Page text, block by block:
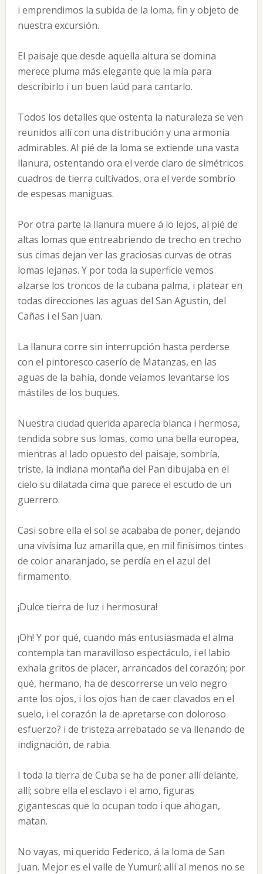
i emprendimos la subida de la loma, fin y objeto de
nuestra excursión.
El paisaje que desde aquella altura se domina
merece pluma más elegante que la mía para
describirlo i un buen laúd para cantarlo.
Todos los detalles que ostenta la naturaleza se ven
reunidos allí con una distribución y una armonía
admirables. Al pié de la loma se extiende una vasta
llanura, ostentando ora el verde claro de simétricos
cuadros de tierra cultivados, ora el verde sombrío
de espesas maniguas.
Por otra parte la llanura muere á lo lejos, al pié de
altas lomas que entreabriendo de trecho en trecho
sus cimas dejan ver las graciosas curvas de otras
lomas lejanas. Y por toda la superficie vemos
alzarse los troncos de la cubana palma, i platear en
todas direcciones las aguas del San Agustin, del
Cañas i el San Juan.
La llanura corre sin interrupción hasta perderse
con el pintoresco caserío de Matanzas, en las
aguas de la bahía, donde veíamos levantarse los
mástiles de los buques.
Nuestra ciudad querida aparecía blanca i hermosa,
tendida sobre sus lomas, como una bella europea,
mientras al lado opuesto del paisaje, sombría,
triste, la indiana montaña del Pan dibujaba en el
cielo su dilatada cima que parece el escudo de un
guerrero.
Casi sobre ella el sol se acababa de poner, dejando
una vivísima luz amarilla que, en mil finísimos tintes
de color anaranjado, se perdía en el azul del
firmamento.
¡Dulce tierra de luz i hermosura!
¡Oh! Y por qué, cuando más entusiasmada el alma
contempla tan maravilloso espectáculo, i el labio
exhala gritos de placer, arrancados del corazón; por
qué, hermano, ha de descorrerse un velo negro
ante los ojos, i los ojos han de caer clavados en el
suelo, i el corazón la de apretarse con doloroso
esfuerzo? i de tristeza arrebatado se va llenando de
indignación, de rabia.
I toda la tierra de Cuba se ha de poner allí delante,
allí; sobre ella el esclavo i el amo, figuras
gigantescas que lo ocupan todo i que ahogan,
matan.
No vayas, mi querido Federico, á la loma de San
Juan. Mejor es el valle de Yumurí; allí al menos no se